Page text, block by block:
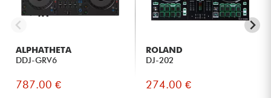
ALPHATHETA
DDJ-GRV6
787.00 €
ROLAND
DJ-202
274.00 €